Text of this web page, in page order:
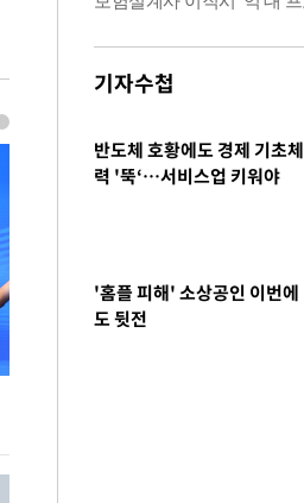
기자수첩
반도체 호황에도 경제 기초체
력 '뚝‘…서비스업 키워야
'홈플 피해' 소상공인 이번에
도 뒷전